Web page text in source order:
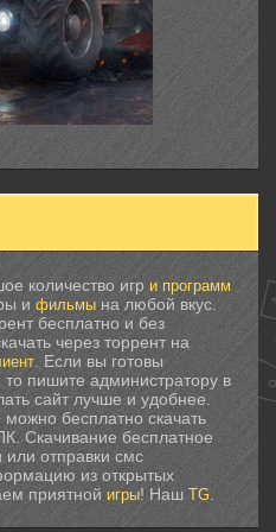
количество игр и программ
и фильмы на любой вкус.
бесплатно и без
через торрент на
. Если вы готовы
пишите администратору в
сайт лучше и удобнее.
бесплатно скачать
Скачивание бесплатное
отправки смс
из открытых
приятной игры! Наш TG.